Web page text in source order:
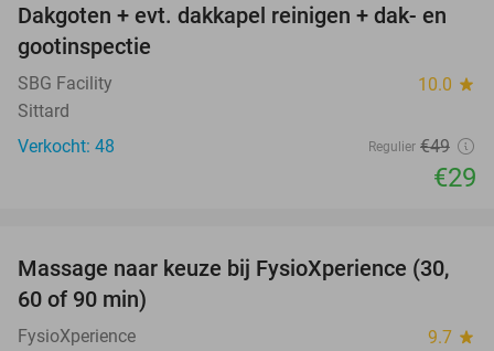
41%
Dakgoten + evt. dakkapel reinigen + dak- en
gootinspectie
SBG Facility 10.0 star
Sittard
Verkocht: 48
Regulier €49
€29
44%
Massage naar keuze bij FysioXperience (30,
60 of 90 min)
FysioXperience 9.7 star